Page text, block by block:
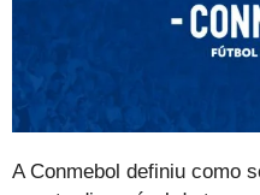
A Conmebol definiu como